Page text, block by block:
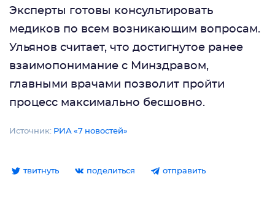
Эксперты готовы консультировать
медиков по всем возникающим вопросам.
Ульянов считает, что достигнутое ранее
взаимопонимание с Минздравом,
главными врачами позволит пройти
процесс максимально бесшовно.
Источник: РИА «7 новостей»
твитнуть поделиться отправить